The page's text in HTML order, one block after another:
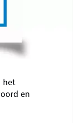
het
en